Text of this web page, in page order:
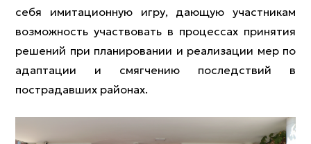
себя имитационную игру, дающую участникам
возможность участвовать в процессах принятия
решений при планировании и реализации мер по
адаптации и смягчению последствий в
пострадавших районах.